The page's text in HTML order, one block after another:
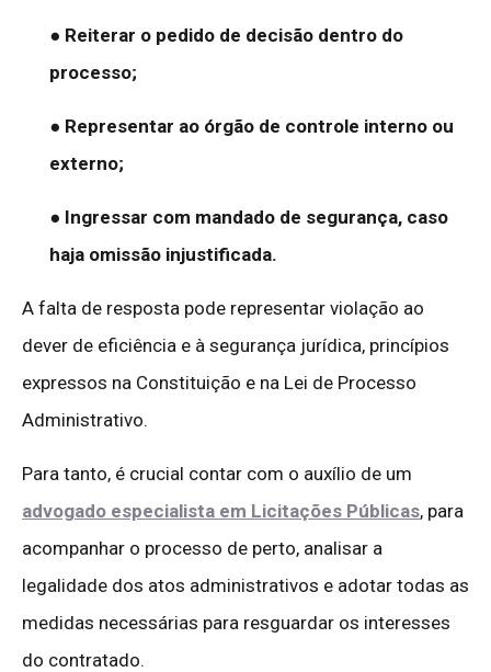
● Reiterar o pedido de decisão dentro do
processo;
● Representar ao órgão de controle interno ou
externo;
● Ingressar com mandado de segurança, caso
haja omissão injustificada.
A falta de resposta pode representar violação ao
dever de eficiência e à segurança jurídica, princípios
expressos na Constituição e na Lei de Processo
Administrativo.
Para tanto, é crucial contar com o auxílio de um
advogado especialista em Licitações Públicas, para
acompanhar o processo de perto, analisar a
legalidade dos atos administrativos e adotar todas as
medidas necessárias para resguardar os interesses
do contratado.